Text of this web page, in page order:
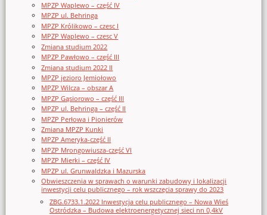
MPZP Waplewo – część IV
MPZP ul. Behringa
MPZP Królikowo – czesc I
MPZP Waplewo – czesc V
Zmiana studium 2022
MPZP Pawłowo – część III
Zmiana studium 2022 II
MPZP jezioro Jemiołowo
MPZP Wilcza – obszar A
MPZP Gąsiorowo – część III
MPZP ul. Behringa – część II
MPZP Perłowa i Pionierów
Zmiana MPZP Kunki
MPZP Ameryka-część II
MPZP Mrongowiusza-część VI
MPZP Mierki – część IV
MPZP ul. Grunwaldzka i Mazurska
Obwieszczenia w sprawach o warunki zabudowy i lokalizacji
inwestycji celu publicznego – rok wszczęcia sprawy do 2023
ZBG.6733.1.2022 Inwestycja celu publicznego – Nowa Wieś
Ostródzka – Budowa elektroenergetycznej sieci nn 0,4kV